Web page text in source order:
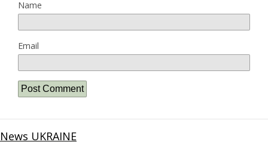
Name
Email
News UKRAINE